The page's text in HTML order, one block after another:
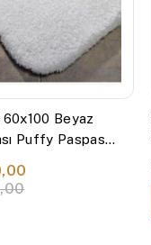
Beyaz
Puffy Paspas